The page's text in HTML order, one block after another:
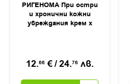
РИГЕНОМА При остри
и хронични кожни
увреждания крем х
12.66 €/24.76 лв.